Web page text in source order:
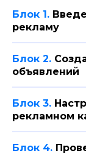
Блок 1.
рекламу
Блок 2.
объявлений
Блок 3.
рекламном
Блок 4.
Овладев
увеличить
и стать более